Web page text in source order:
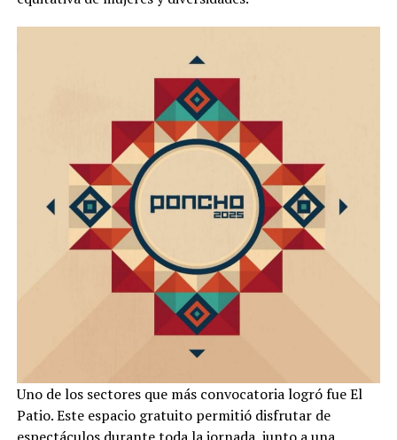
Uno de los sectores que más convocatoria logró fue El
Patio. Este espacio gratuito permitió disfrutar de